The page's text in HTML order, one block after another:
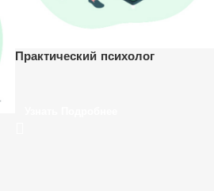
Практический психолог